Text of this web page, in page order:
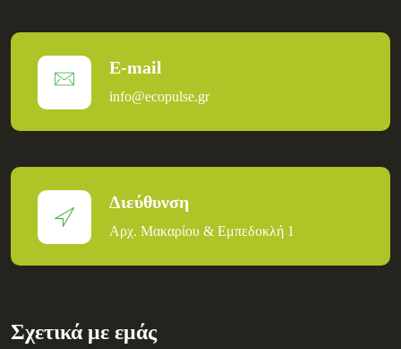
E-mail
info@ecopulse.gr
Διεύθυνση
Αρχ. Μακαρίου & Εμπεδοκλή 1
Σχετικά με εμάς